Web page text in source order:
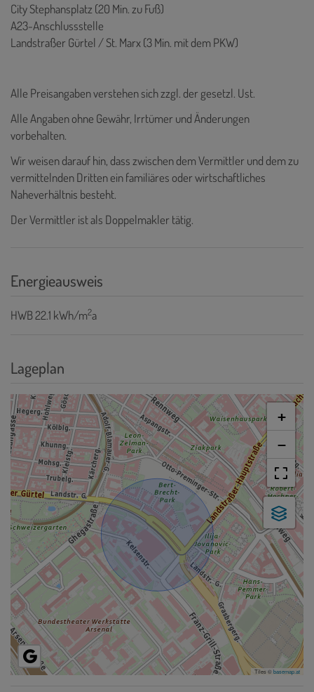
City Stephansplatz (20 Min. zu Fuß)
A23-Anschlussstelle
Landstraßer Gürtel / St. Marx (3 Min. mit dem PKW)
Alle Preisangaben verstehen sich zzgl. der gesetzl. Ust.
Alle Angaben ohne Gewähr, Irrtümer und Änderungen
vorbehalten.
Wir weisen darauf hin, dass zwischen dem Vermittler und dem zu
vermittelnden Dritten ein familiäres oder wirtschaftliches
Naheverhältnis besteht.
Der Vermittler ist als Doppelmakler tätig.
Energieausweis
HWB22.1 kWh/m2a
Lageplan
+
−
Tiles ©basemap.at